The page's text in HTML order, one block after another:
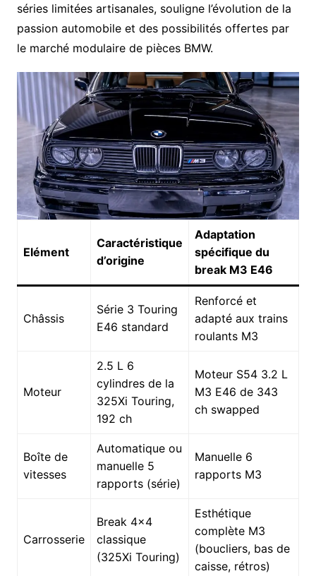
séries limitées artisanales, souligne l’évolution de la
passion automobile et des possibilités offertes par
le marché modulaire de pièces BMW.
Elément
Caractéristique
d’origine
Adaptation
spécifique du
break M3 E46
Châssis
Série 3 Touring
E46 standard
Renforcé et
adapté aux trains
roulants M3
Moteur
2.5 L 6
cylindres de la
325Xi Touring,
192 ch
Moteur S54 3.2 L
M3 E46 de 343
ch swapped
Boîte de
vitesses
Automatique ou
manuelle 5
rapports (série)
Manuelle 6
rapports M3
Carrosserie
Break 4×4
classique
(325Xi Touring)
Esthétique
complète M3
(boucliers, bas de
caisse, rétros)